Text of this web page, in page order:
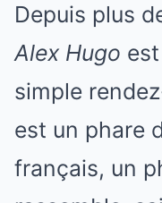
Depuis plus
Alex Hugo
simple
est un phare
français, un